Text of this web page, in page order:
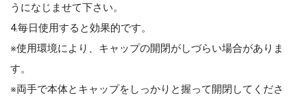
うになじませて下さい。
4.毎日使用すると効果的です。
※使用環境により、キャップの開閉がしづらい場合がありま
す。
※両手で本体とキャップをしっかりと握って開閉してくださ